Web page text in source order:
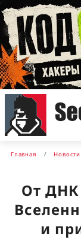
Главная Новости
От ДНК
и